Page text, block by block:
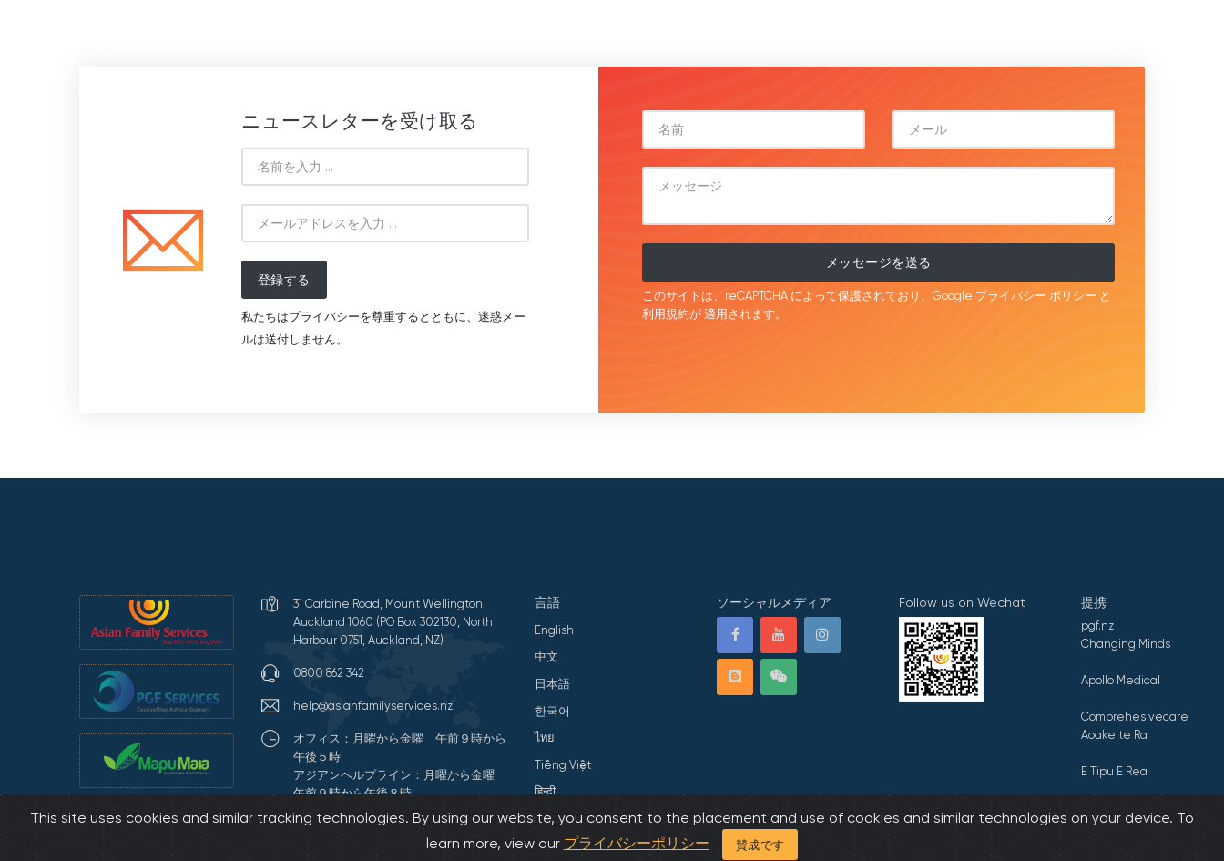
ニュースレターを受け取る
登録する
私たちはプライバシーを尊重するとともに、迷惑メー
ルは送付しません。
メッセージを送る
このサイトは、reCAPTCHA によって保護されており、Google プライバシー ポリシー と
利用規約が 適用されます。
言語
English
中文
日本語
한국어
ไทย
Tiếng Việt
हिन्दी
ソーシャルメディア Follow us on Wechat
31 Carbine Road, Mount Wellington,
Auckland 1060 (PO Box 302130, North
Harbour 0751, Auckland, NZ)
0800 862 342
help@asianfamilyservices.nz
オフィス：月曜から金曜 午前９時から
午後５時
アジアンヘルプライン：月曜から金曜
午前９時から午後８時
Terms of Use and Privacy Statement
提携
pgf.nz
Changing Minds
Apollo Medical
Comprehesivecare
Aoake te Ra
E Tipu E Rea
This site uses cookies and similar tracking technologies. By using our website, you consent to the placement and use of cookies and similar technologies on your device. To
learn more, view our プライバシーポリシー 賛成です